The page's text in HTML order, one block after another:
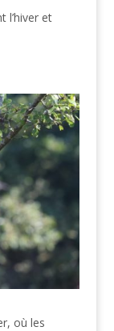
l’hiver et
où les